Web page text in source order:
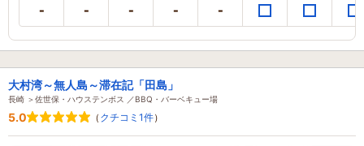
大村湾～無人島～滞在記「田島」
長崎 ＞佐世保・ハウステンボス ／BBQ・バーベキュー場
5.0 （ クチコミ1件）